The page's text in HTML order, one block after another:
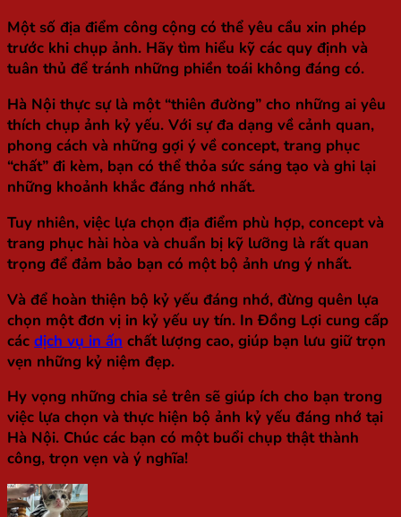
Một số địa điểm công cộng có thể yêu cầu xin phép
trước khi chụp ảnh. Hãy tìm hiểu kỹ các quy định và
tuân thủ để tránh những phiền toái không đáng có.
Hà Nội thực sự là một “thiên đường” cho những ai yêu
thích chụp ảnh kỷ yếu. Với sự đa dạng về cảnh quan,
phong cách và những gợi ý về concept, trang phục
“chất” đi kèm, bạn có thể thỏa sức sáng tạo và ghi lại
những khoảnh khắc đáng nhớ nhất.
Tuy nhiên, việc lựa chọn địa điểm phù hợp, concept và
trang phục hài hòa và chuẩn bị kỹ lưỡng là rất quan
trọng để đảm bảo bạn có một bộ ảnh ưng ý nhất.
Và để hoàn thiện bộ kỷ yếu đáng nhớ, đừng quên lựa
chọn một đơn vị in kỷ yếu uy tín. In Đồng Lợi cung cấp
các dịch vụ in ấn chất lượng cao, giúp bạn lưu giữ trọn
vẹn những kỷ niệm đẹp.
Hy vọng những chia sẻ trên sẽ giúp ích cho bạn trong
việc lựa chọn và thực hiện bộ ảnh kỷ yếu đáng nhớ tại
Hà Nội. Chúc các bạn có một buổi chụp thật thành
công, trọn vẹn và ý nghĩa!